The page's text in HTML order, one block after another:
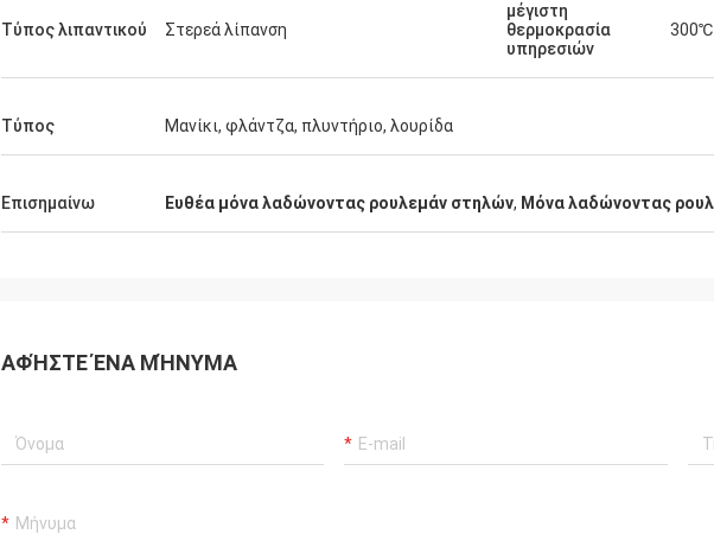
Τύπος λιπαντικού Στερεά λίπανση
μέγιστη
θερμοκρασία
υπηρεσιών
300℃
Τύπος Μανίκι, φλάντζα, πλυντήριο, λουρίδα
Επισημαίνω Ευθέα μόνα λαδώνοντας ρουλεμάν στηλών, Μόνα λαδώνοντας
ΑΦΉΣΤΕ ΈΝΑ ΜΉΝΥΜΑ